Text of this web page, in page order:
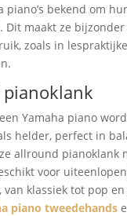
piano’s bekend om
Dit maakt ze
zoals in
Yamaha piano
helder, perfect in
allround pianoklank
voor
van klassiek tot pop
piano tweedehands